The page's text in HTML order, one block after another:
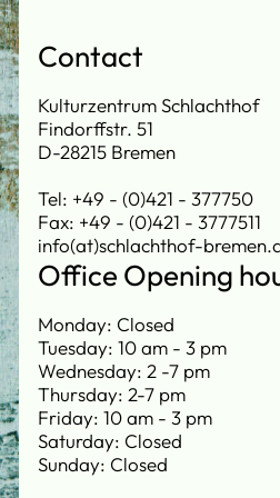
Contact
Kulturzentrum Schlachthof
Findorffstr. 51
D-28215 Bremen
Tel: +49 - (0)421 - 377750
Fax: +49 - (0)421 - 3777511
info(at)schlachthof-
Office Opening
Monday: Closed
Tuesday: 10 am - 3 pm
Wednesday: 2 -7 pm
Thursday: 2-7 pm
Friday: 10 am - 3 pm
Saturday: Closed
Sunday: Closed